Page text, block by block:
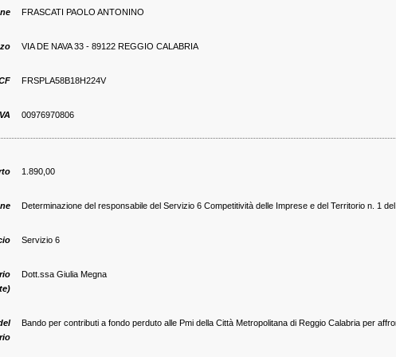
FRASCATI PAOLO ANTONINO
VIA DE NAVA 33 - 89122 REGGIO CALABRIA
FRSPLA58B18H224V
00976970806
1.890,00
Determinazione del responsabile del Servizio 6 Competitività delle Imprese e del Territorio n. 1
Servizio 6
Dott.ssa Giulia Megna
Bando per contributi a fondo perduto alle Pmi della Città Metropolitana di Reggio Calabria per